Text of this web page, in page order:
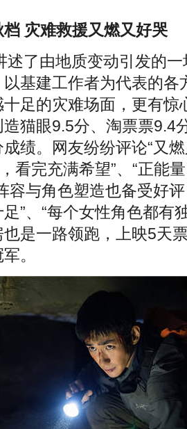
档 灾难救援又燃又好哭
述了由地质变动引发的
基建工作者为代表的
足的灾难场面，更有惊
猫眼9.5分、淘票票9.4
绩。网友纷纷评论“又
看完充满希望”、“正能
容与角色塑造也备受好
”、“每个女性角色都有
是一路领跑，上映5天
。